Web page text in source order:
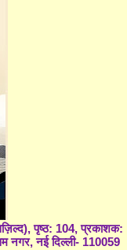
पृष्ठ: 104, प्रकाशक:
नगर, नई दिल्ली- 110059